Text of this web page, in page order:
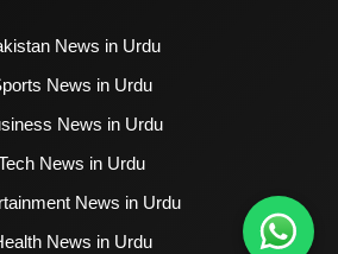
News in Urdu
News in Urdu
News in Urdu
News in Urdu
News in Urdu
News in Urdu